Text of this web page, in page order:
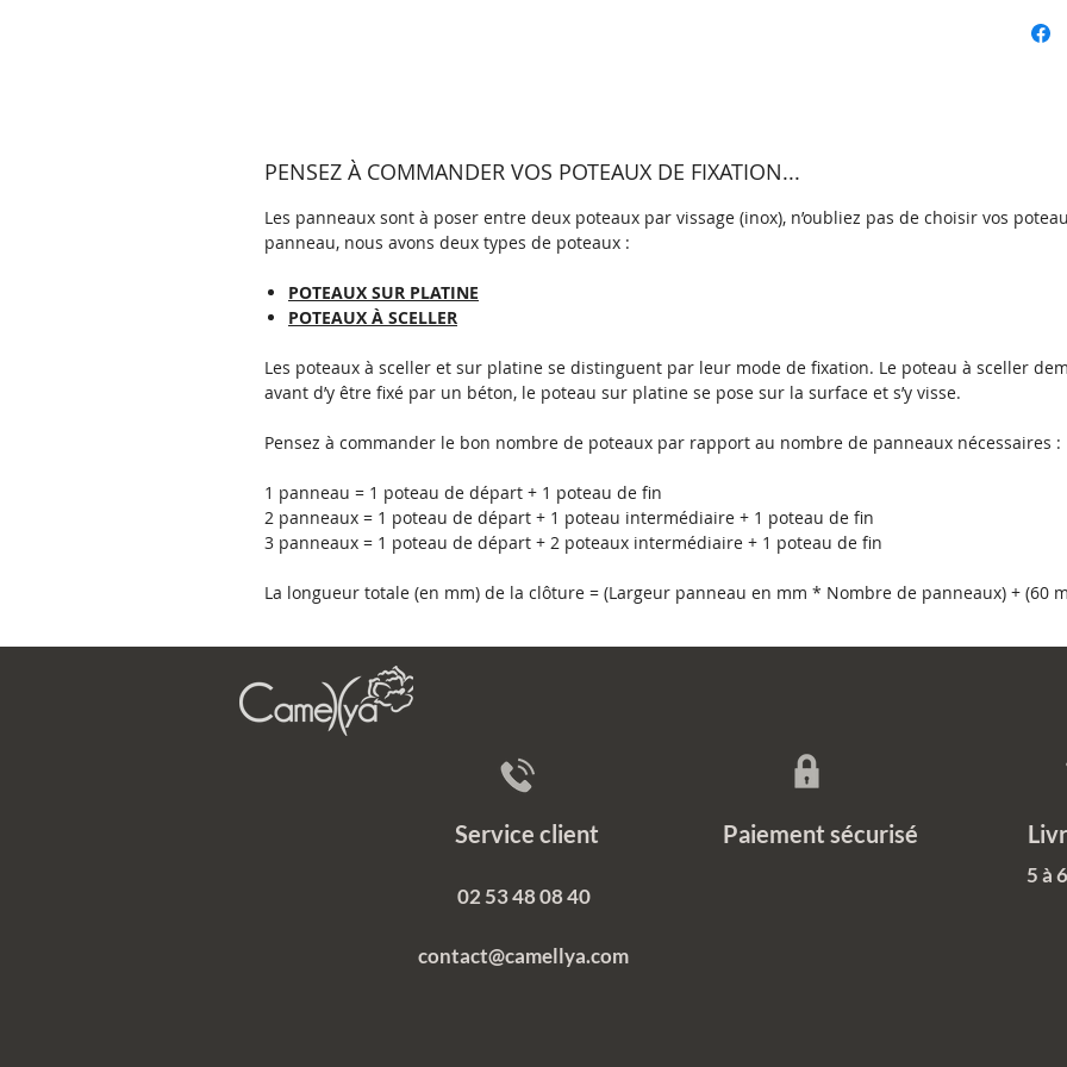
Sur les
rouille,
Des
Des
Des
PENSEZ À COMMANDER VOS POTEAUX DE FIXATION...
Les panneaux sont à poser entre deux poteaux par vissage (inox), n’oubliez pas de choisir vos
panneau, nous avons deux types de poteaux :
POTEAUX SUR PLATINE
POTEAUX À SCELLER
Les poteaux à sceller et sur platine se distinguent par leur mode de fixation. Le poteau à sceller
avant d’y être fixé par un béton, le poteau sur platine se pose sur la surface et s’y visse.
Pensez à commander le bon nombre de poteaux par rapport au nombre de panneaux nécessaires :
1 panneau = 1 poteau de départ + 1 poteau de fin
2 panneaux = 1 poteau de départ + 1 poteau intermédiaire + 1 poteau de fin
3 panneaux = 1 poteau de départ + 2 poteaux intermédiaire + 1 poteau de fin
La longueur totale (en mm) de la clôture = (Largeur panneau en mm * Nombre de panneaux) + (60
Service client Paiement sécurisé
02 53 48 08 40
contact@camellya.com
5 à